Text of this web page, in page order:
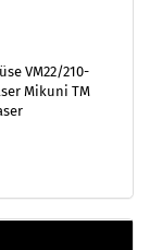
VM22/210-
Mikuni TM